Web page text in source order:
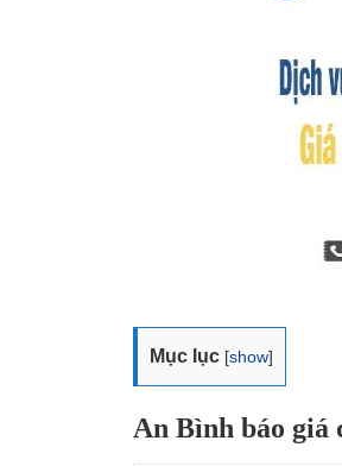
Mục lục [show]
An Bình báo giá